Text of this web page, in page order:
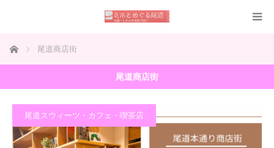
ホーム 尾道商店街
尾道商店街
尾道スウィーツ・カフェ・喫茶店